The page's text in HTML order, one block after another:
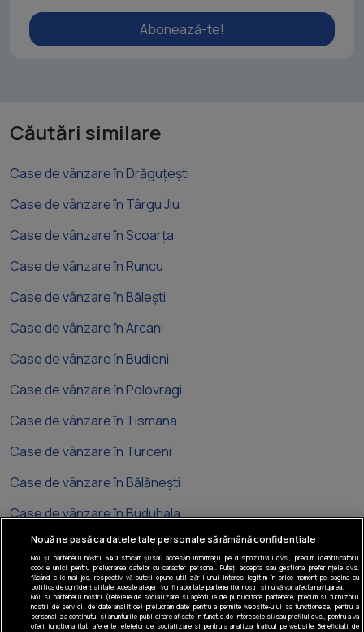
Abonează-te!
Căutări similare
Case de vânzare în Drăguțești
Case de vânzare în Târgu Jiu
Case de vânzare în Scoarța
Case de vânzare în Runcu
Case de vânzare în Bălești
Case de vânzare în Arcani
Case de vânzare în Budieni
Case de vânzare în Polovragi
Case de vânzare în Tismana
Case de vânzare în Turceni
Case de vânzare în Bălănești
Case de vânzare în Buduhala
Tel: +40 374 40 44 99
Iride Business Park, Bld. Dimitrie
Nouă ne pasă ca datele tale personale să rămână confidențiale
Noi și partenerii noștri 640stocăm și/sau accesăm informații pe dispozitivul dvs., precum identificatorii
cookie unici pentru prelucrarea datelor cu caracter personal. Puteți accepta sau gestiona preferințele dvs.
făcând clic mai jos, respectiv vă puteți opune utilizării unui interes legitim în orice moment pe pagina cu
politica de confidențialitate. Aceste alegeri vor fi raportate partenerilor noștri și nu vă vor afecta navigarea.
Noi si partenerii nostri (retelele de socializare si agentiile de publicitate partenere, precum si furnizorii
nostri de servicii de date analitice) prelucram date pentru a permite website-ului sa functioneze, pentru a
personaliza continutul si anunturile publicitare afisate in functie de interesele si/sau profilul dvs., pentru a va
oferi functionalitati aferente retelelor de socializare si pentru a analiza traficul pe website. Beneficiati de